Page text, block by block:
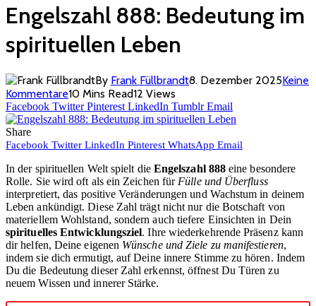
Engelszahl 888: Bedeutung im
spirituellen Leben
By Frank Füllbrandt8. Dezember 2025Keine
Kommentare10 Mins Read12 Views
Facebook Twitter Pinterest LinkedIn Tumblr Email
Share
Facebook Twitter LinkedIn Pinterest WhatsApp Email
In der spirituellen Welt spielt die Engelszahl 888 eine besondere
Rolle. Sie wird oft als ein Zeichen für Fülle und Überfluss
interpretiert, das positive Veränderungen und Wachstum in deinem
Leben ankündigt. Diese Zahl trägt nicht nur die Botschaft von
materiellem Wohlstand, sondern auch tiefere Einsichten in Dein
spirituelles Entwicklungsziel. Ihre wiederkehrende Präsenz kann
dir helfen, Deine eigenen Wünsche und Ziele zu manifestieren,
indem sie dich ermutigt, auf Deine innere Stimme zu hören. Indem
Du die Bedeutung dieser Zahl erkennst, öffnest Du Türen zu
neuem Wissen und innerer Stärke.